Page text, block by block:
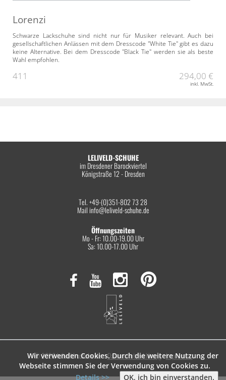
Lorenzi
Schwarze Lackschuhe sind nicht nur für Musiker relevant. Auch bei
gesellschaftlichen Anlässen mit dem Dresscode "White Tie" gibt es dazu
keine Alternative. Bei dem Dresscode "Black Tie" werden sie als beste
Wahl empfohlen.
411 294,00 €
inkl. MwSt.
Wir verwenden Cookies. Durch die weitere Nutzung der
Webseite stimmen Sie der Verwendung von Cookies zu.
Details >>
OK, ich bin einverstanden.
LELIVELD-SCHUHE
im Dresdener Barockviertel
Königstraße 12 - Dresden
Tel. +49-(0)351-802 73 28
Mail info@leliveld-schuhe.de
Öffnungszeiten
Mo - Fr: 10.00-19.00 Uhr
Sa: 10.00-17.00 Uhr
© 2026 leliveld-schuhe.de Datenschutzerklärung Impressum